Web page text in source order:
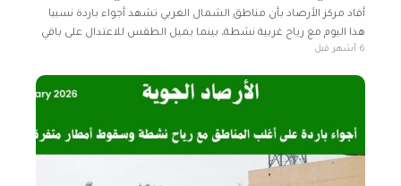
أفاد مركز الأرصاد بأن مناطق الشمال الغربي تشهد أجواء باردة نسبيا
هذا اليوم مع رياح غربية نشطة، بينما يميل الطقس للاعتدال على باقي
مناطق البلاد. راس إجدير حتى سرت- سهل
6 أشهر قبل